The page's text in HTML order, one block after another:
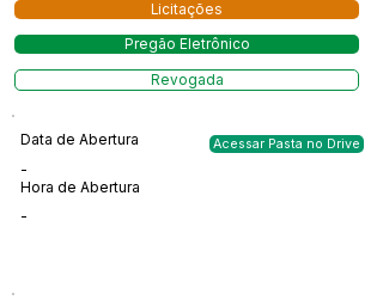
Licitações
Pregão Eletrônico
Revogada
Data de Abertura
-
Acessar Pasta no Drive
Hora de Abertura
-